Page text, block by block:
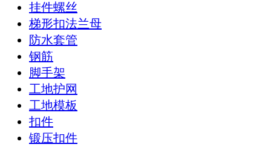
挂件螺丝
梯形扣法兰母
防水套管
钢筋
脚手架
工地护网
工地模板
扣件
锻压扣件